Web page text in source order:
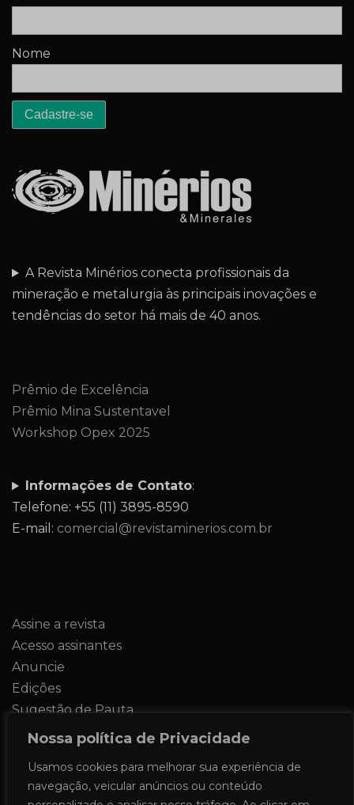
Nossa política de Privacidade
Usamos cookies para melhorar sua experiência de
navegação, veicular anúncios ou conteúdo
Nome
A Revista Minérios conecta profissionais da
mineração e metalurgia às principais inovações e
tendências do setor há mais de 40 anos.
Prêmio de Excelência
Prêmio Mina Sustentavel
Workshop Opex 2025
Informações de Contato:
Telefone: +55 (11) 3895-8590
E-mail: comercial@revistaminerios.com.br
Assine a revista
Acesso assinantes
Anuncie
Edições
Sugestão de Pauta
Contato